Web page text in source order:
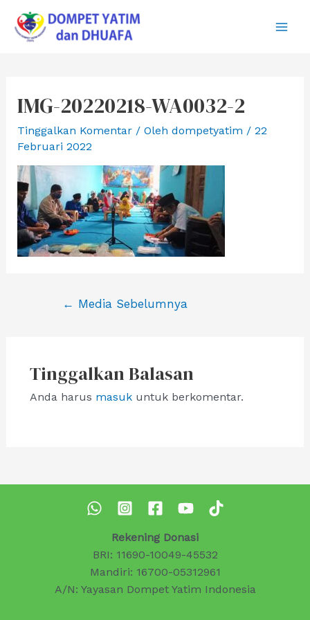
konten
IMG-20220218-WA0032-2
Tinggalkan Komentar / Oleh dompetyatim / 22
Februari 2022
Navigasi
← Media Sebelumnya
Tinggalkan Balasan
Anda harus masukuntuk berkomentar.
Rekening Donasi
BRI: 11690-10049-45532
Mandiri: 16700-05312961
A/N: Yayasan Dompet Yatim Indonesia